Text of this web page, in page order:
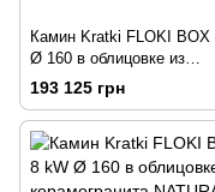
Камин Kratki FLOKI BOX
Ø 160 в облицовке из
керамогранита FOKOS
193 125 грн